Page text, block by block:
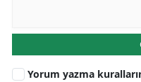
Yorum yazma